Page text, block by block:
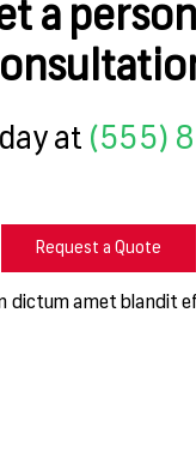
a
at (555)
Request a Quote
dictum amet blandit